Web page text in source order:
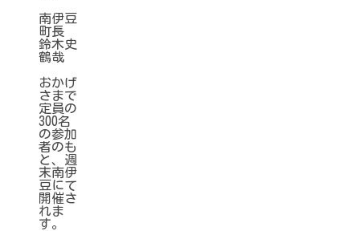
南伊豆
町長
鈴木史
鶴哉
おかげ
さまで
定員の
300名
の参加
者のも
と、週
末南伊
豆にて
開催さ
れま
す。